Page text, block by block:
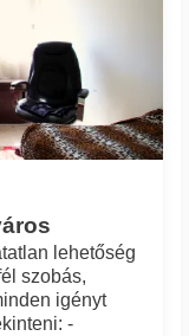
lehetőség
szobás,
igényt
-